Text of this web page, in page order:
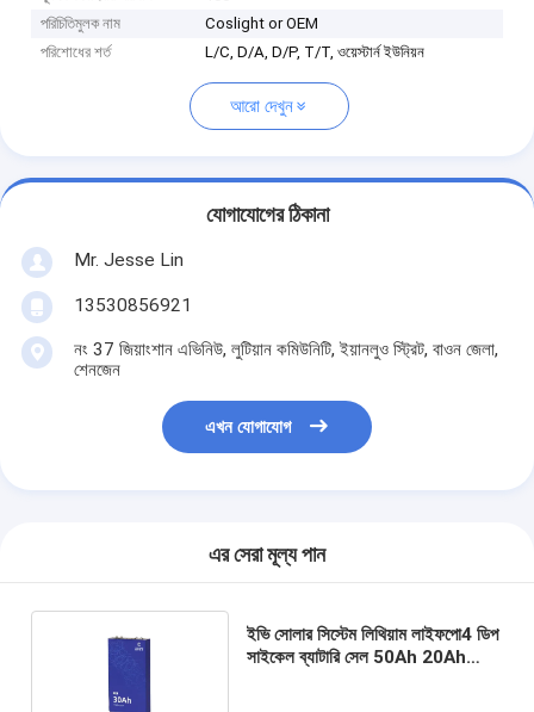
পরিচিতিমুলক নাম
Coslight or OEM
পরিশোধের শর্ত
L/C, D/A, D/P, T/T, ওয়েস্টার্ন ইউনিয়ন
আরো দেখুন
যোগাযোগের ঠিকানা
Mr. Jesse Lin
13530856921
নং 37 জিয়াংশান এভিনিউ, লুটিয়ান কমিউনিটি, ইয়ানলুও স্ট্রিট, বাওন জেলা,
শেনজেন
এখন যোগাযোগ
এর সেরা মূল্য পান
ইভি সোলার সিস্টেম লিথিয়াম লাইফপো4 ডিপ
সাইকেল ব্যাটারি সেল 50Ah 20Ah